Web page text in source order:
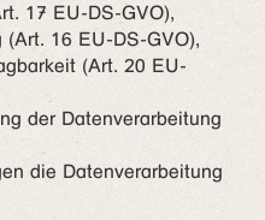
17 EU-DS-GVO),
16 EU-DS-GVO),
(Art. 20 EU-
der Datenverarbeitung
die Datenverarbeitung